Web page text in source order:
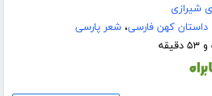
شیرازی
داستان کهن فارسی،شعر پارسی